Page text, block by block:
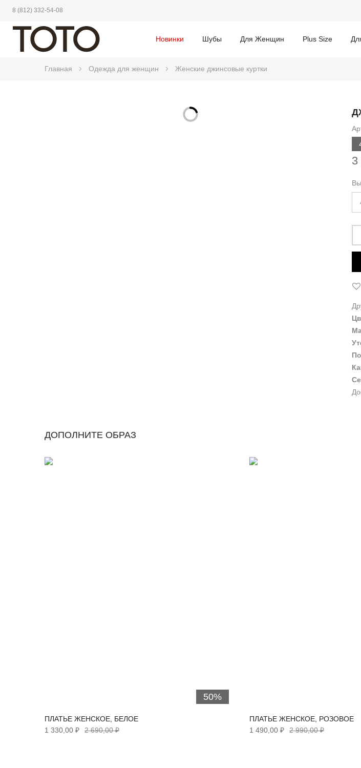
8 (812) 332-54-08
Новинки Шубы Для Женщин Plus Size
Главная Одежда для женщин Женские джинсовые куртки
3
ДОПОЛНИТЕ ОБРАЗ
50%
ПЛАТЬЕ ЖЕНСКОЕ, БЕЛОЕ
1 330,00 ₽
2 690,00 ₽
ПЛАТЬЕ ЖЕНСКОЕ, РОЗОВОЕ
1 490,00 ₽
2 990,00 ₽